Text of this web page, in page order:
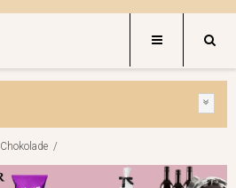
Chokolade /